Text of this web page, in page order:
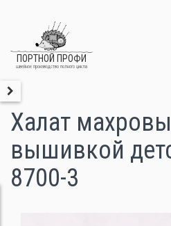
ПОРТНОЙ ПРОФИ
швейное производство полного цикла
Халат
вышивкой
8700-3